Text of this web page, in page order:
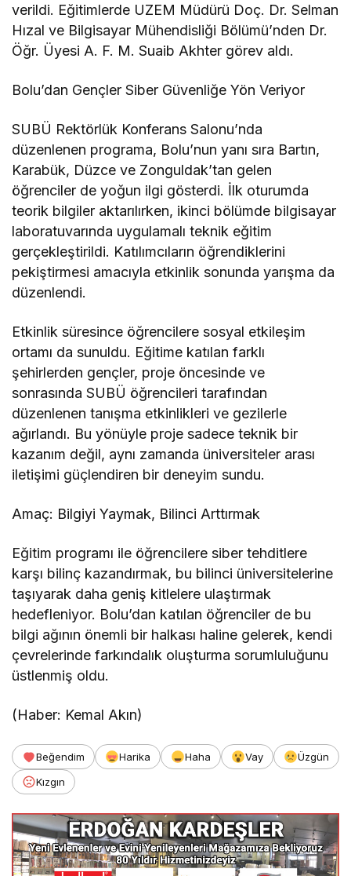
verildi. Eğitimlerde UZEM Müdürü Doç. Dr. Selman
Hızal ve Bilgisayar Mühendisliği Bölümü’nden Dr.
Öğr. Üyesi A. F. M. Suaib Akhter görev aldı.
Bolu’dan Gençler Siber Güvenliğe Yön Veriyor
SUBÜ Rektörlük Konferans Salonu’nda
düzenlenen programa, Bolu’nun yanı sıra Bartın,
Karabük, Düzce ve Zonguldak’tan gelen
öğrenciler de yoğun ilgi gösterdi. İlk oturumda
teorik bilgiler aktarılırken, ikinci bölümde bilgisayar
laboratuvarında uygulamalı teknik eğitim
gerçekleştirildi. Katılımcıların öğrendiklerini
pekiştirmesi amacıyla etkinlik sonunda yarışma da
düzenlendi.
Etkinlik süresince öğrencilere sosyal etkileşim
ortamı da sunuldu. Eğitime katılan farklı
şehirlerden gençler, proje öncesinde ve
sonrasında SUBÜ öğrencileri tarafından
düzenlenen tanışma etkinlikleri ve gezilerle
ağırlandı. Bu yönüyle proje sadece teknik bir
kazanım değil, aynı zamanda üniversiteler arası
iletişimi güçlendiren bir deneyim sundu.
Amaç: Bilgiyi Yaymak, Bilinci Arttırmak
Eğitim programı ile öğrencilere siber tehditlere
karşı bilinç kazandırmak, bu bilinci üniversitelerine
taşıyarak daha geniş kitlelere ulaştırmak
hedefleniyor. Bolu’dan katılan öğrenciler de bu
bilgi ağının önemli bir halkası haline gelerek, kendi
çevrelerinde farkındalık oluşturma sorumluluğunu
üstlenmiş oldu.
(Haber: Kemal Akın)
Beğendim Harika Haha Vay
Üzgün
Kızgın